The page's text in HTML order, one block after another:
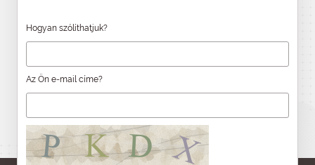
Hogyan szólíthatjuk?
Az Ön e-mail címe?